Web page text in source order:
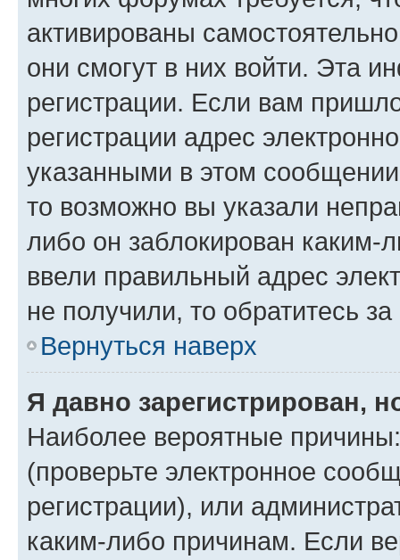
активированы
они смогут в них войти. Эта
регистрации. Если вам
регистрации адрес
указанными в этом
то возможно вы указали
либо он заблокирован
ввели правильный адрес
не получили, то обратитесь
Вернуться наверх
Я давно зарегистрирован,
Наиболее вероятные
(проверьте электронное
регистрации), или
каким-либо причинам. Если